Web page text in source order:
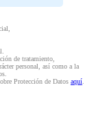
de tratamiento,
personal, así como a la
Protección de Datos aquí.